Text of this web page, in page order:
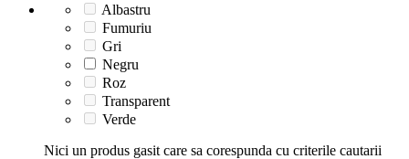
Albastru
Fumuriu
Gri
Negru
Roz
Transparent
Verde
Nici un produs gasit care sa corespunda cu criterile cautarii